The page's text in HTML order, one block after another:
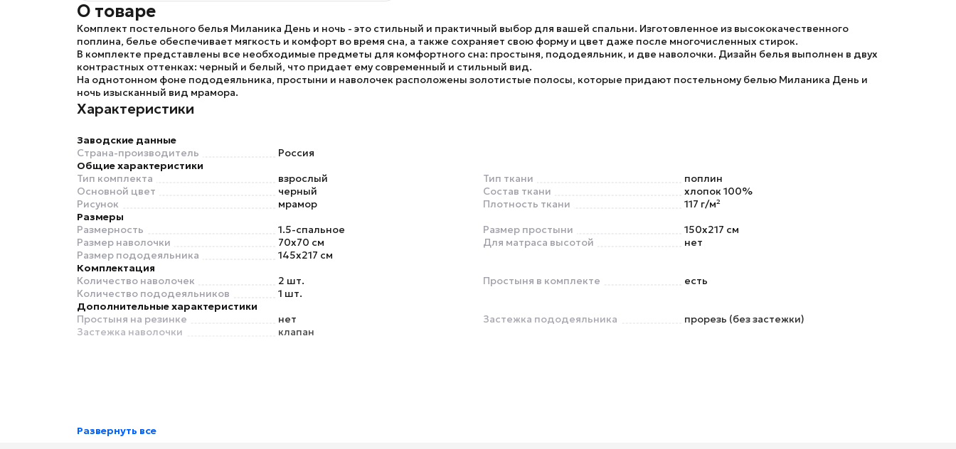
О товаре
Комплект постельного белья Миланика День и ночь - это стильный и практичный выбор для вашей спальни. Изготовленное из высококачественного
поплина, белье обеспечивает мягкость и комфорт во время сна, а также сохраняет свою форму и цвет даже после многочисленных стирок.
В комплекте представлены все необходимые предметы для комфортного сна: простыня, пододеяльник, и две наволочки. Дизайн белья выполнен в двух
контрастных оттенках: черный и белый, что придает ему современный и стильный вид.
На однотонном фоне пододеяльника, простыни и наволочек расположены золотистые полосы, которые придают постельному белью Миланика День и
ночь изысканный вид мрамора.
Характеристики
Заводские данные
Страна-производитель
Россия
Общие характеристики
Тип комплекта
взрослый
Основной цвет
черный
Рисунок
мрамор
Тип ткани
поплин
Состав ткани
хлопок 100%
Плотность ткани
117 г/м²
Размеры
Размерность
1.5-спальное
Размер наволочки
70x70 см
Размер пододеяльника
145x217 см
Размер простыни
150x217 см
Для матраса высотой
нет
Комплектация
Количество наволочек
2 шт.
Количество пододеяльников
1 шт.
Простыня в комплекте
есть
Дополнительные характеристики
Простыня на резинке
нет
Застежка наволочки
клапан
Застежка пододеяльника прорезь (без застежки)
Развернуть все